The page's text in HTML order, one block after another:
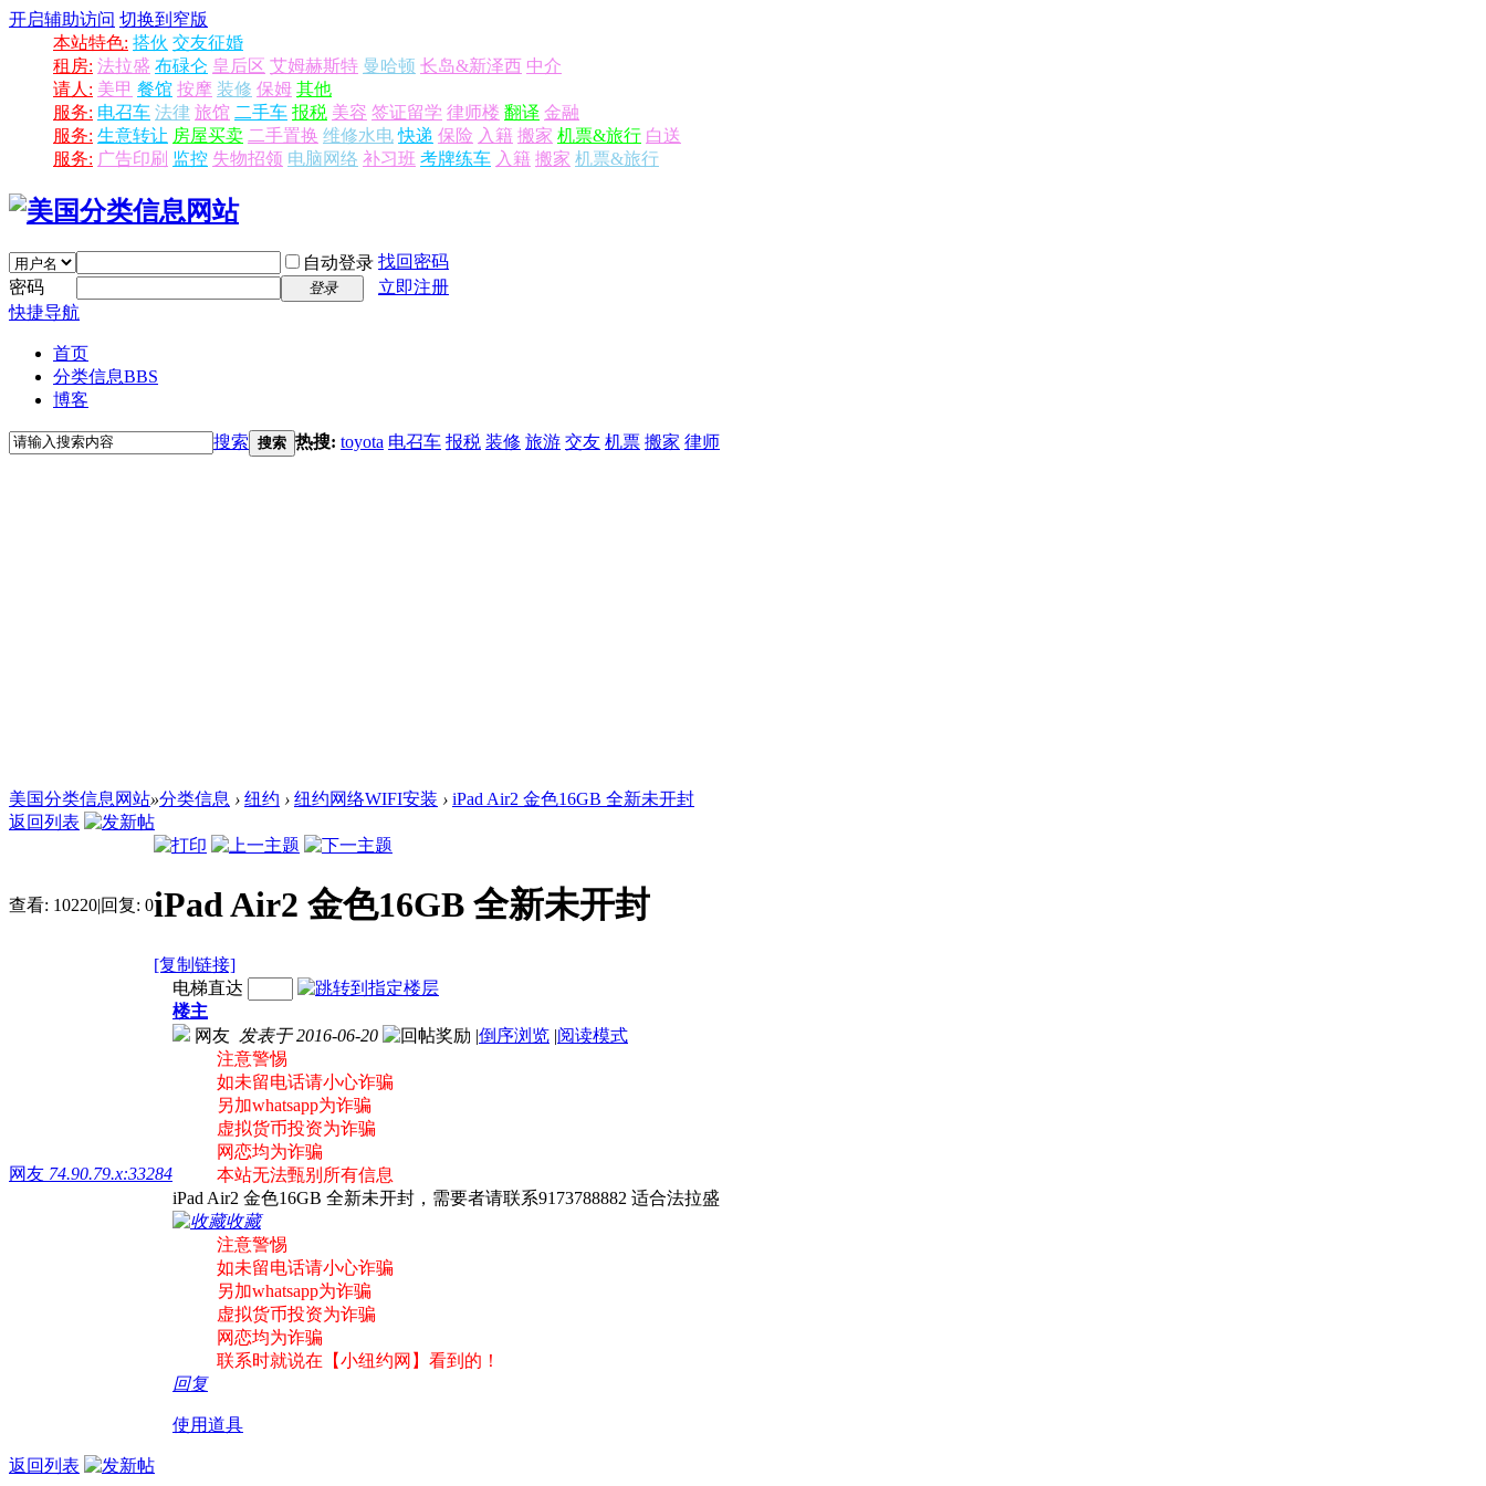
开启辅助访问 切换到窄版
本站特色: 搭伙 交友征婚
租房: 法拉盛 布碌仑 皇后区 艾姆赫斯特 曼哈顿 长岛&新泽西 中介
请人: 美甲 餐馆 按摩 装修 保姆 其他
服务: 电召车 法律 旅馆 二手车 报税 美容 签证留学 律师楼 翻译 金融
服务: 生意转让 房屋买卖 二手置换 维修水电 快递 保险 入籍 搬家 机票&旅行 白送
服务: 广告印刷 监控 失物招领 电脑网络 补习班 考牌练车 入籍 搬家 机票&旅行
自动登录 找回密码
密码
登录
立即注册
快捷导航
首页
分类信息BBS
博客
搜索 搜索 热搜: toyota 电召车 报税 装修 旅游 交友 机票 搬家 律师
美国分类信息网站»分类信息 › 纽约 › 纽约网络WIFI安装 › iPad Air2 金色16GB 全新未开封
返回列表
查看: 10220|回复: 0iPad Air2 金色16GB 全新未开封
[复制链接]
网友 74.90.79.x:33284
电梯直达
楼主
网友 发表于 2016-06-20 |倒序浏览 |阅读模式
注意警惕
如未留电话请小心诈骗
另加whatsapp为诈骗
虚拟货币投资为诈骗
网恋均为诈骗
本站无法甄别所有信息
iPad Air2 金色16GB 全新未开封，需要者请联系9173788882 适合法拉盛
收藏
注意警惕
如未留电话请小心诈骗
另加whatsapp为诈骗
虚拟货币投资为诈骗
网恋均为诈骗
联系时就说在【小纽约网】看到的！
回复
使用道具
返回列表